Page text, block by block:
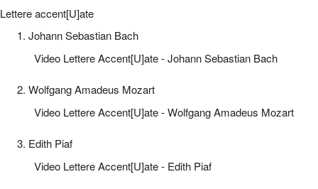
Lettere accent[U]ate
1. Johann Sebastian Bach
Video Lettere Accent[U]ate - Johann Sebastian Bach
2. Wolfgang Amadeus Mozart
Video Lettere Accent[U]ate - Wolfgang Amadeus Mozart
3. Edith Piaf
Video Lettere Accent[U]ate - Edith Piaf